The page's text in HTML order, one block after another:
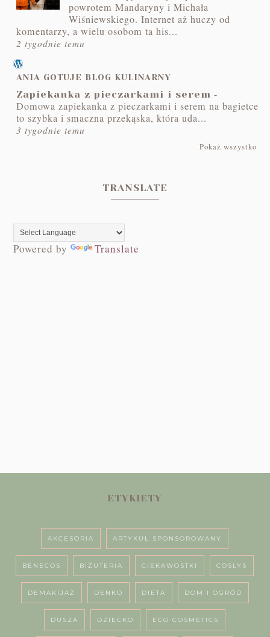
powrotem Mandaryny i Michała
Wiśniewskiego. Internet aż huczy od
komentarzy, a wielu osobom ta his...
2 tygodnie temu
ANIA GOTUJE BLOG KULINARNY
Zapiekanka z pieczarkami i serem -
Domowa zapiekanka z pieczarkami i serem na bagietce
to szybka i smaczna przekąska, która uda...
3 tygodnie temu
Pokaż wszystko
TRANSLATE
Powered by Translate
ETYKIETY
AKCESORIA ARTYKUŁ SPONSOROWANY
BENECOS BIŻUTERIA CIEKAWOSTKI COSLYS
DEMAKIJAŻ DENKO DIETA DOM I OGRÓD
DUSZA DZIECKO ECO COSMETICS